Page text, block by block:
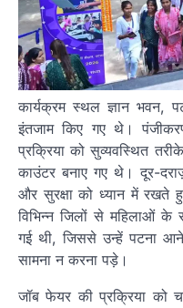
कार्यक्रम स्थल ज्ञान भवन,
इंतजाम किए गए थे।
प्रक्रिया को सुव्यवस्थित
काउंटर बनाए गए थे। दूर-
और सुरक्षा को ध्यान में रखते
विभिन्न जिलों से महिलाओं के
गई थी, जिससे उन्हें पटना
सामना न करना पड़े।
जॉब फेयर की प्रक्रिया को